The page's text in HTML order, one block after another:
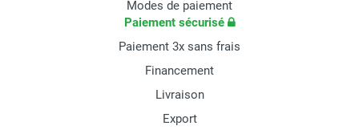
Modes de paiement
Paiement sécurisé
Paiement 3x sans frais
Financement
Livraison
Export